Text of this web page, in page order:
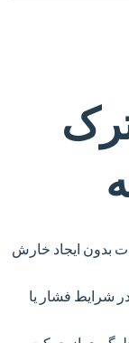
بدون ایجاد خارش
شرایط فشار یا